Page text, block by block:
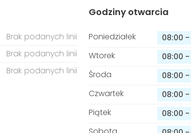
Brak podanych linii
Brak podanych linii
Brak podanych linii
Godziny otwarcia
Poniedziałek 08:00 -
Wtorek
08:00 -
Środa
08:00 -
Czwartek
08:00 -
Piątek
08:00 -